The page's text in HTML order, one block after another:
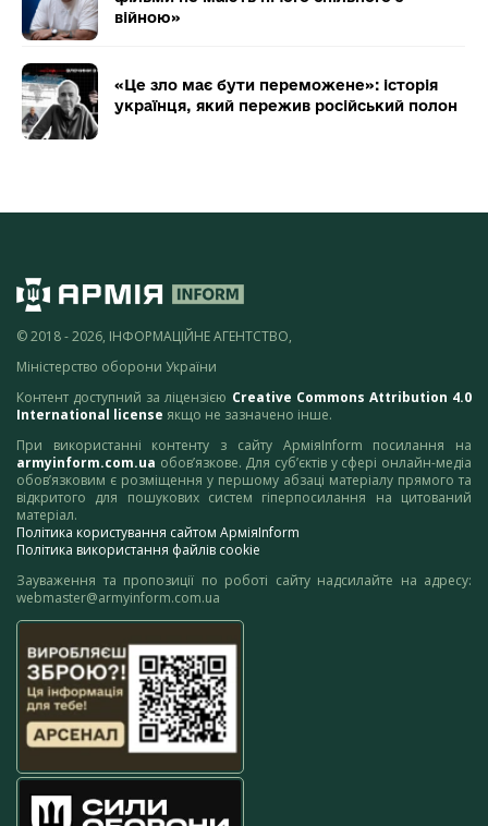
війною»
«Це зло має бути переможене»: історія
українця, який пережив російський полон
© 2018 - 2026, ІНФОРМАЦІЙНЕ АГЕНТСТВО,
Міністерство оборони України
Контент доступний за ліцензією Creative Commons Attribution 4.0
International license якщо не зазначено інше.
При використанні контенту з сайту АрміяInform посилання на
armyinform.com.ua обов’язкове. Для суб’єктів у сфері онлайн-медіа
обов’язковим є розміщення у першому абзаці матеріалу прямого та
відкритого для пошукових систем гіперпосилання на цитований
матеріал.
Політика користування сайтом АрміяInform
Політика використання файлів cookie
Зауваження та пропозиції по роботі сайту надсилайте на адресу:
webmaster@armyinform.com.ua